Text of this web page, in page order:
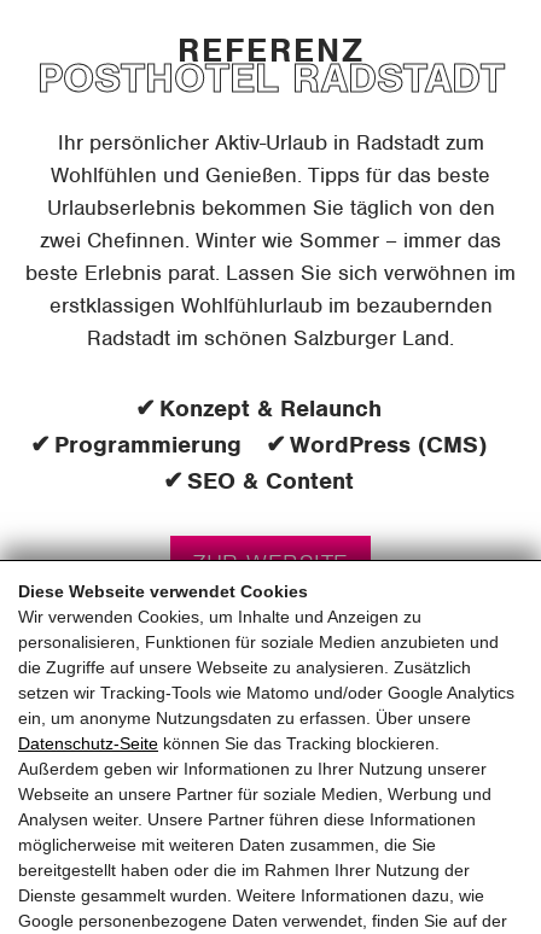
Diese Webseite verwendet Cookies
Wir verwenden Cookies, um Inhalte und Anzeigen zu
personalisieren, Funktionen für soziale Medien anzubieten und
die Zugriffe auf unsere Webseite zu analysieren. Zusätzlich
setzen wir Tracking-Tools wie Matomo und/oder Google Analytics
ein, um anonyme Nutzungsdaten zu erfassen. Über unsere
Datenschutz-Seite können Sie das Tracking blockieren.
Außerdem geben wir Informationen zu Ihrer Nutzung unserer
Webseite an unsere Partner für soziale Medien, Werbung und
Analysen weiter. Unsere Partner führen diese Informationen
möglicherweise mit weiteren Daten zusammen, die Sie
bereitgestellt haben oder die im Rahmen Ihrer Nutzung der
Dienste gesammelt wurden. Weitere Informationen dazu, wie
Google personenbezogene Daten verwendet, finden Sie auf der
POSTHOTEL RADSTADT
Ihr persönlicher Aktiv-Urlaub in Radstadt zum
Wohlfühlen und Genießen. Tipps für das beste
Urlaubserlebnis bekommen Sie täglich von den
zwei Chefinnen. Winter wie Sommer – immer das
beste Erlebnis parat. Lassen Sie sich verwöhnen im
erstklassigen Wohlfühlurlaub im bezaubernden
Radstadt im schönen Salzburger Land.
Konzept & Relaunch
Programmierung
WordPress (CMS)
SEO & Content
ZUR WEBSITE
pinzweb.at GmbH & Co KG
Raiffeisenstraße 4, 5671 Bruck an der Glocknerstraße
Rögergasse 36/6, 1090 Wien
T:+43 (0) 6545 20340
E:office@pinzweb.at